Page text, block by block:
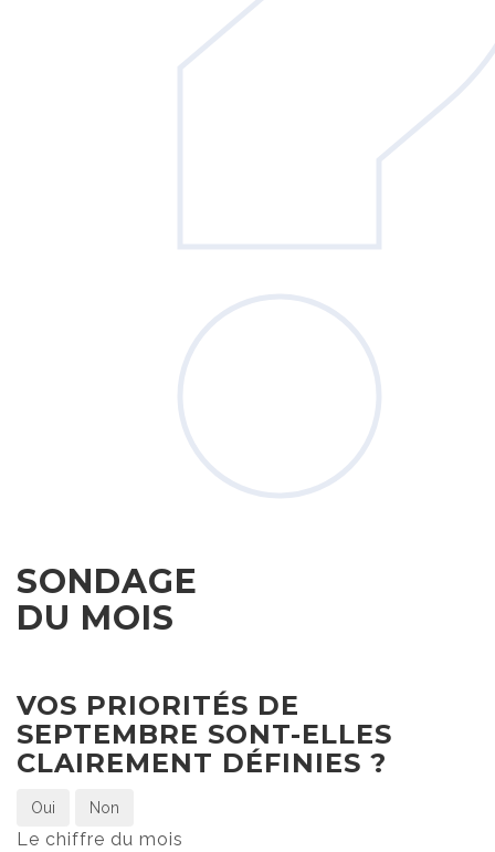
SONDAGE
DU MOIS
VOS PRIORITÉS DE
SEPTEMBRE SONT-ELLES
CLAIREMENT DÉFINIES ?
Oui Non
Le chiffre du mois